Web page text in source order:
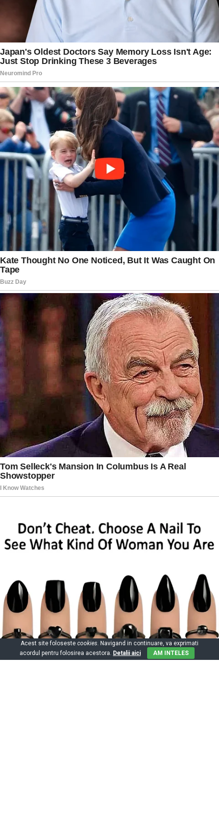
Acest site foloseste cookies. Navigand in continuare, va exprimati
acordul pentru folosirea acestora. Detalii aici AM INTELES